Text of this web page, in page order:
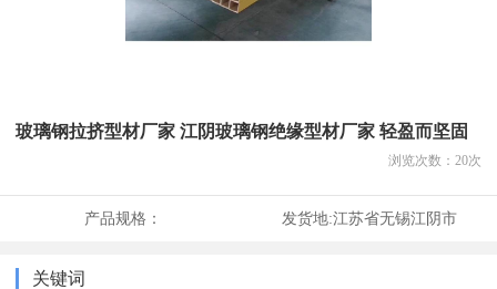
玻璃钢拉挤型材厂家 江阴玻璃钢绝缘型材厂家 轻盈而坚固
浏览次数： 20次
产品规格： 发货地:江苏省无锡江阴市
关键词